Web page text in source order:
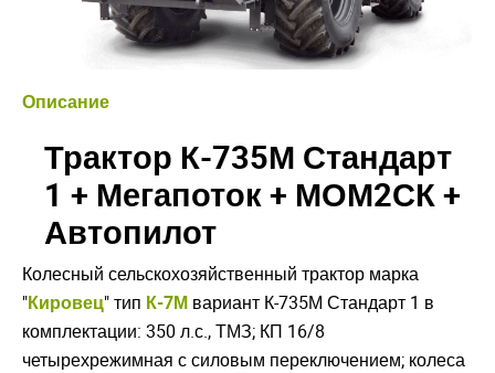
Описание
Трактор К-735М Стандарт
1 + Мегапоток + МОМ2СК +
Автопилот
Колесный сельскохозяйственный трактор марка
"Кировец" тип К-7М вариант К-735М Стандарт 1 в
комплектации: 350 л.с., ТМЗ; КП 16/8
четырехрежимная с силовым переключением; колеса